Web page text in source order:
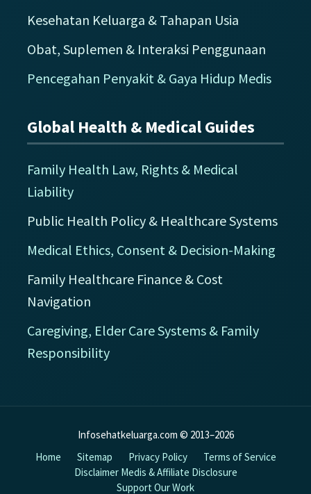
Kesehatan Keluarga & Tahapan Usia
Obat, Suplemen & Interaksi Penggunaan
Pencegahan Penyakit & Gaya Hidup Medis
Global Health & Medical Guides
Family Health Law, Rights & Medical
Liability
Public Health Policy & Healthcare Systems
Medical Ethics, Consent & Decision-Making
Family Healthcare Finance & Cost
Navigation
Caregiving, Elder Care Systems & Family
Responsibility
Infosehatkeluarga.com © 2013–2026
Home
Sitemap Privacy Policy
Terms of Service
Disclaimer Medis & Affiliate Disclosure
Support Our Work